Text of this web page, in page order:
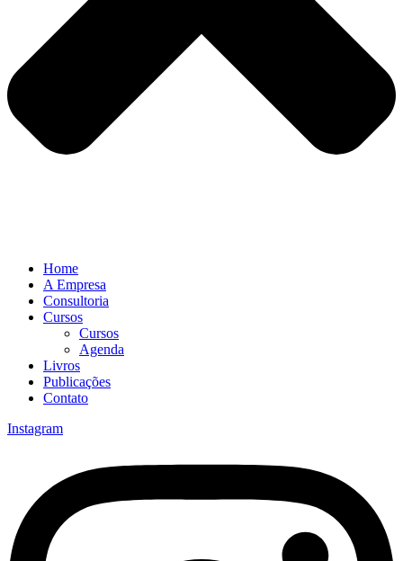
Home
A Empresa
Consultoria
Cursos
Cursos
Agenda
Livros
Publicações
Contato
Instagram